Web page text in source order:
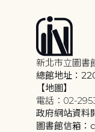
新北市立圖書
總館地址：
【地圖】
電話：02-
政府網站資料
圖書館信箱